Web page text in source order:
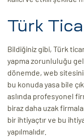
Türk
Bildiğiniz gibi, Türk
yapma zorunluluğu
dönemde, web
bu konuda yasa bile
aslında profesyonel
biraz daha uzak
bir ihtiyaçtır ve bu
yapılmalıdır.